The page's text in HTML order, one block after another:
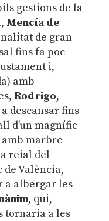
gestions de la
Mencía de
de gran
fins fa poc
i,
amb
Rodrigo,
descansar fins
d’un magnífic
marbre
reial del
de València,
a albergar les
, qui,
tornaria a les